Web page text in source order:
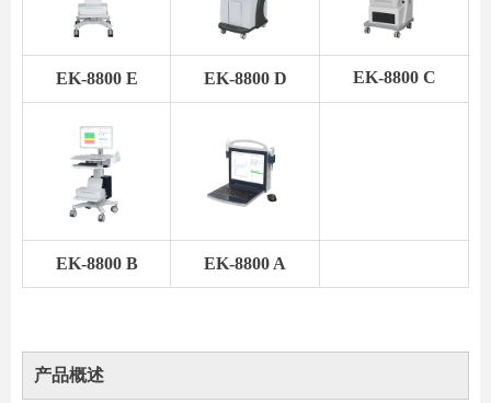
EK-8800 E EK-8800 D EK-8800 C
EK-8800 B EK-8800 A
产品概述